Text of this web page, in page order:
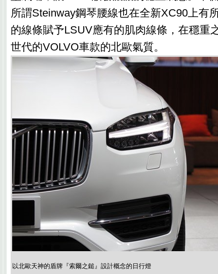
所謂Steinway鋼琴腰線也在全新XC90上有
的線條賦予LSUV應有的肌肉線條，在穩重
世代的VOLVO車款的北歐氣質。
以北歐天神的盾牌『索爾之鎚』設計概念的日行燈